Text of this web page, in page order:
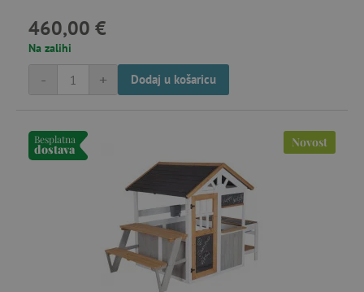
460,00 €
Na zalihi
+
- Dodaj u košaricu
Besplatna
dostava Novost